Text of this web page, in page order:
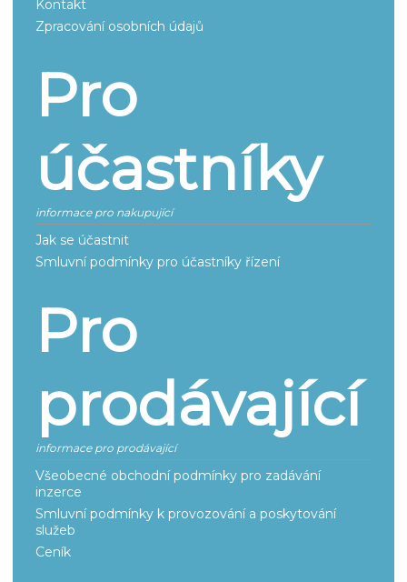
Kontakt
Zpracování osobních údajů
Pro
účastníky
informace pro nakupující
Jak se účastnit
Smluvní podmínky pro účastníky řízení
Pro
prodávající
informace pro prodávající
Všeobecné obchodní podmínky pro zadávání
inzerce
Smluvní podmínky k provozování a poskytování
služeb
Ceník